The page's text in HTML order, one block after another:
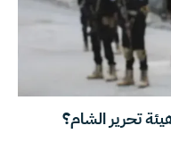
تحرير الشام؟